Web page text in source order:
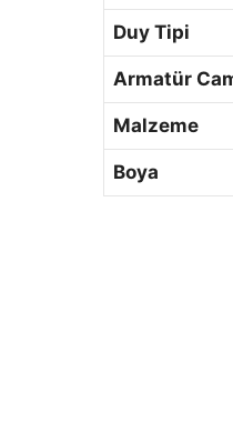
Duy Tipi
Armatür
Malzeme
Boya